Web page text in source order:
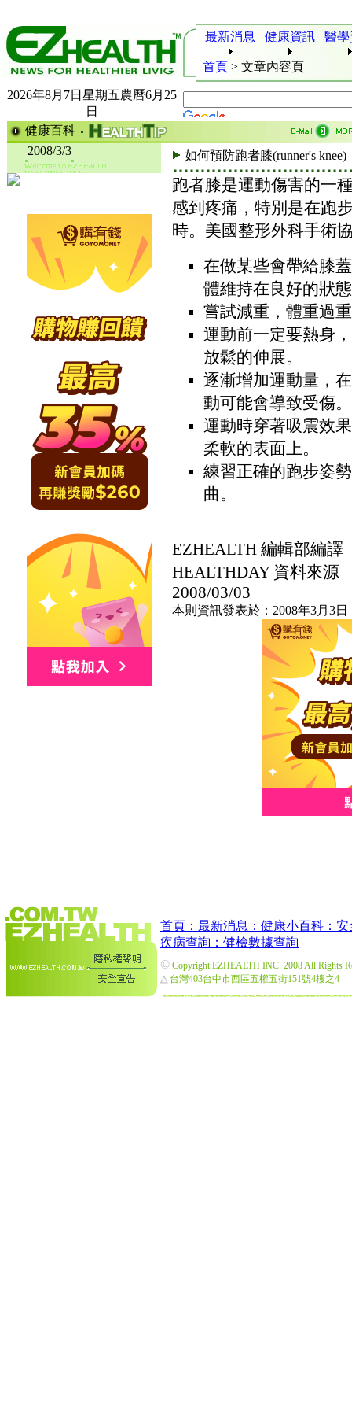
最新消息 健康資訊 醫
首頁 > 文章內容頁
2026年8月7日星期五農曆6月25
日
健康百科
2008/3/3
如何預防跑者膝(runner's knee)
跑者膝是運動傷害的一
感到疼痛，特別是在跑
時。美國整形外科手術
在做某些會帶給膝
體維持在良好的狀
嘗試減重，體重過
運動前一定要熱身
放鬆的伸展。
逐漸增加運動量，
動可能會導致受傷。
運動時穿著吸震效
柔軟的表面上。
練習正確的跑步姿
曲。
EZHEALTH 編輯部編譯
HEALTHDAY 資料來源
2008/03/03
本則資訊發表於：2008年3月3日
首頁： 最新消息： 健康小百科： 安
疾病查詢： 健檢數據查詢
© Copyright EZHEALTH INC. 2008 All Rights
△ 台灣403台中市西區五權五街151號4樓之4